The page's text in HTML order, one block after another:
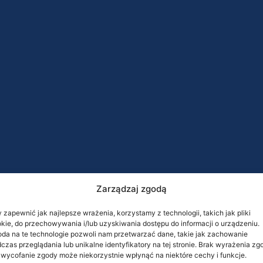
Zarządzaj zgodą
zapewnić jak najlepsze wrażenia, korzystamy z technologii, takich jak pliki
do przechowywania i/lub uzyskiwania dostępu do informacji o urządzeniu.
na te technologie pozwoli nam przetwarzać dane, takie jak zachowanie
przeglądania lub unikalne identyfikatory na tej stronie. Brak wyrażenia
wycofanie zgody może niekorzystnie wpłynąć na niektóre cechy i funkcje.